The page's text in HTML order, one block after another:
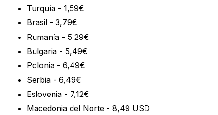
Turquía - 1,59€
Brasil - 3,79€
Rumanía - 5,29€
Bulgaria - 5,49€
Polonia - 6,49€
Serbia - 6,49€
Eslovenia - 7,12€
Macedonia del Norte - 8,49 USD